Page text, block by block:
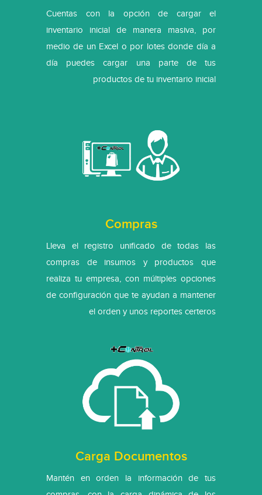
Cuentas con la opción de cargar el
inventario inicial de manera masiva, por
medio de un Excel o por lotes donde día a
día puedes cargar una parte de tus
productos de tu inventario inicial
Compras
Lleva el registro unificado de todas las
compras de insumos y productos que
realiza tu empresa, con múltiples opciones
de configuración que te ayudan a mantener
el orden y unos reportes certeros
Carga Documentos
Mantén en orden la información de tus